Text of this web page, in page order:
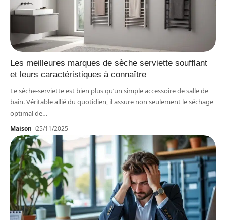
Les meilleures marques de sèche serviette soufflant
et leurs caractéristiques à connaître
Le sèche-serviette est bien plus qu’un simple accessoire de salle de
bain. Véritable allié du quotidien, il assure non seulement le séchage
optimal de…
Maison 25/11/2025